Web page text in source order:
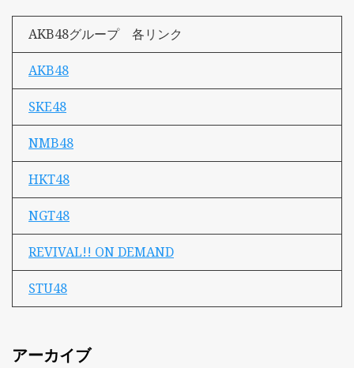
AKB48グループ 各リンク
AKB48
SKE48
NMB48
HKT48
NGT48
REVIVAL!! ON DEMAND
STU48
アーカイブ